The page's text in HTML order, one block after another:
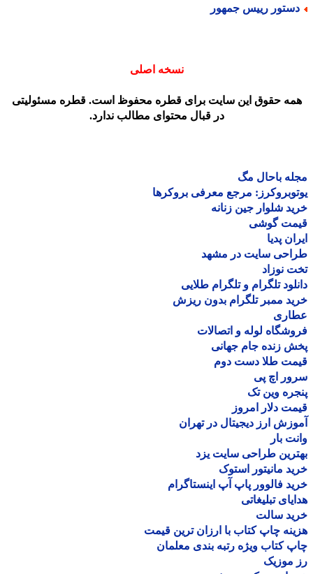
رییس جمهور
نسخه اصلی
حقوق این سایت برای قطره محفوظ است. قطره مسئولیتی
در قبال محتوای مطالب ندارد.
باحال مگ
مرجع معرفی بروکرها
شلوار جین زنانه
گوشی
پدیا
سایت در مشهد
نوزاد
تلگرام و تلگرام طلایی
ممبر تلگرام بدون ریزش
لوله و اتصالات
زنده جام جهانی
طلا دست دوم
اچ پی
وین تک
دلار امروز
ارز دیجیتال در تهران
بار
طراحی سایت یزد
مانیتور استوک
فالوور پاپ آپ اینستاگرام
تبلیغاتی
سالت
چاپ کتاب با ارزان ترین قیمت
کتاب ویژه رتبه بندی معلمان
موزیک